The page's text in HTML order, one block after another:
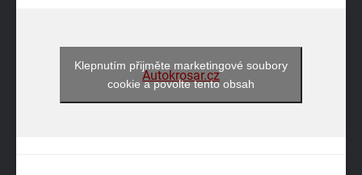
Autokrosar.cz
Klepnutím přijměte marketingové soubory
cookie a povolte tento obsah